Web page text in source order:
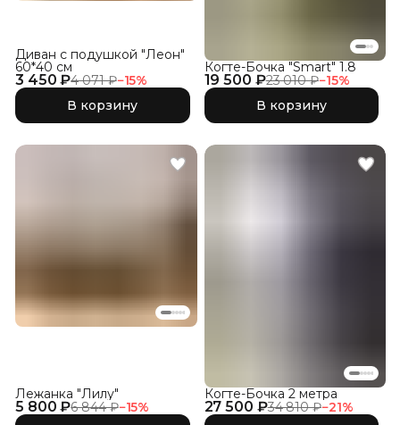
3 450 ₽4 071 ₽−15%
Диван с подушкой "Леон"
60*40 см
В корзину
19 500 ₽23 010 ₽−15%
Когте-Бочка "Smart" 1.8
В корзину
5 800 ₽6 844 ₽−15%
Лежанка "Лилу"
27 500 ₽34 810 ₽−21%
Когте-Бочка 2 метра